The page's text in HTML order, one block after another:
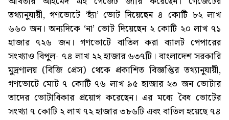
তথ্যানুযায়ী, গণভোটে ‘হ্যাঁ’ ভোট দিয়েছেন ৪ কোটি ৮২ লাখ
৬৬০ জন। অন্যদিকে ‘না’ ভোট দিয়েছেন ২ কোটি ২০ লাখ ৭১
হাজার ৭২৬ জন। গণভোটে বাতিল করা ব্যালট পেপারের
সংখ্যাও বিপুল- ৭৪ লাখ ২২ হাজার ৬৩৭টি। বাংলাদেশ সরকারি
মুদ্রণালয় (বিজি প্রেস) থেকে প্রকাশিত বিজ্ঞপ্তির তথ্যানুযায়ী,
গণভোটে মোট ৭ কোটি ৭৬ লাখ ৯৫ হাজার ২৩ জন ভোটার
তাদের ভোটাধিকার প্রয়োগ করেছেন। এর মধ্যে বৈধ ভোটের
সংখ্যা ৭ কোটি ২ লাখ ৭২ হাজার ৩৮৬টি এবং বাতিল হয়েছে ৭৪